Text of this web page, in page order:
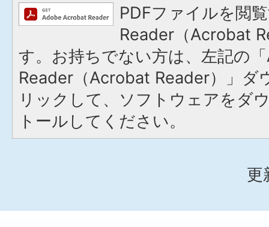
PDFファイルを閲
Reader（Acrobat
す。お持ちでない方は、左記の
Reader（Acrobat Reader）」ダ
リックして、ソフトウェアをダ
トールしてください。
更